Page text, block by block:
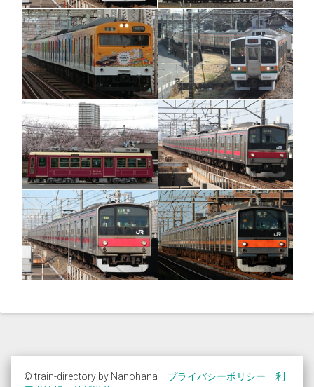
© train-directory by Nanohana プライバシーポリシー
利